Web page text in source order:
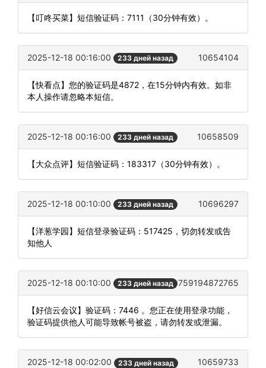
【叮咚买菜】短信验证码：7111（30分钟有效）。
2025-12-18 00:16:00 233 дней назад 10654104
【快看点】您的验证码是4872，在15分钟内有效。如非
本人操作请忽略本短信。
2025-12-18 00:16:00 233 дней назад 10658509
【大众点评】短信验证码：183317（30分钟有效）。
2025-12-18 00:10:00 233 дней назад 10696297
【洋葱学园】短信登录验证码：517425，切勿转发或告
知他人
2025-12-18 00:10:00 233 дней назад 759194872765
【好信云会议】验证码：7446 。您正在使用登录功能，
验证码提供他人可能导致帐号被盗，请勿转发或泄漏。
2025-12-18 00:02:00 233 дней назад 10659733